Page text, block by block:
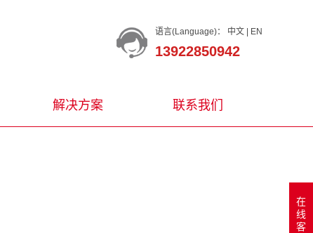
语言(Language)： 中文 EN
13922850942
解决方案 联系我们
在
线
客